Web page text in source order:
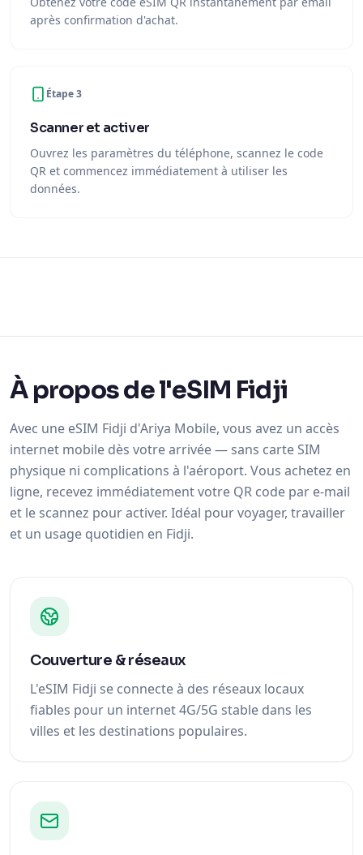
après confirmation d'achat.
Étape 3
Scanner et activer
Ouvrez les paramètres du téléphone, scannez le code
QR et commencez immédiatement à utiliser les
données.
À propos de l'eSIM Fidji
Avec une eSIM Fidji d'Ariya Mobile, vous avez un accès
internet mobile dès votre arrivée — sans carte SIM
physique ni complications à l'aéroport. Vous achetez en
ligne, recevez immédiatement votre QR code par e-mail
et le scannez pour activer. Idéal pour voyager, travailler
et un usage quotidien en Fidji.
Couverture & réseaux
L'eSIM Fidji se connecte à des réseaux locaux
fiables pour un internet 4G/5G stable dans les
villes et les destinations populaires.